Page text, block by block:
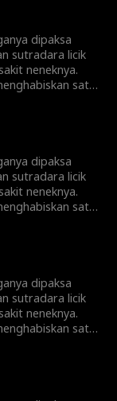
dengan
negeri selama
Takdir
Sera dan
Sera
dari
dipaksa
sutradara licik
neneknya.
satu
dengan
negeri selama
Takdir
Sera dan
Sera
dari
dipaksa
sutradara licik
neneknya.
satu
dengan
negeri selama
Takdir
Sera dan
Sera
dari
dipaksa
sutradara licik
neneknya.
satu
dengan
negeri selama